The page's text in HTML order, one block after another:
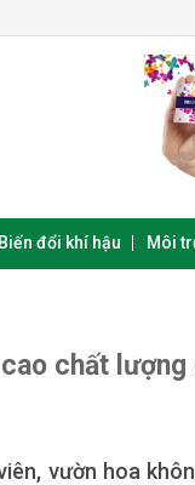
Biến đổi khí hậu Môi
chất
vườn hoa